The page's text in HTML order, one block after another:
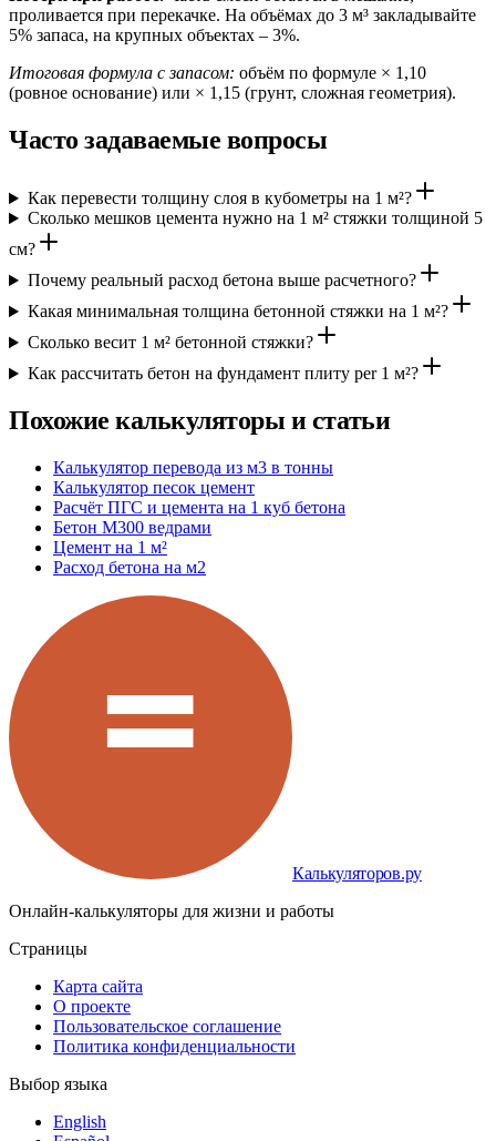
проливается при перекачке. На объёмах до 3 м³ закладывайте
5% запаса, на крупных объектах – 3%.
Итоговая формула с запасом: объём по формуле × 1,10
(ровное основание) или × 1,15 (грунт, сложная геометрия).
Часто задаваемые вопросы
Как перевести толщину слоя в кубометры на 1 м²?
Сколько мешков цемента нужно на 1 м² стяжки толщиной 5
см?
Почему реальный расход бетона выше расчетного?
Какая минимальная толщина бетонной стяжки на 1 м²?
Сколько весит 1 м² бетонной стяжки?
Как рассчитать бетон на фундамент плиту per 1 м²?
Похожие калькуляторы и статьи
Калькулятор перевода из м3 в тонны
Калькулятор песок цемент
Расчёт ПГС и цемента на 1 куб бетона
Бетон М300 ведрами
Цемент на 1 м²
Расход бетона на м2
Калькуляторов.ру
Онлайн-калькуляторы для жизни и работы
Страницы
Карта сайта
О проекте
Пользовательское соглашение
Политика конфиденциальности
Выбор языка
English